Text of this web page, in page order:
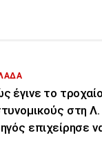
έγινε το
στη Λ.
επιχείρησε